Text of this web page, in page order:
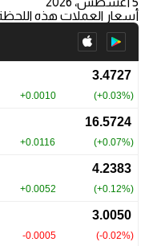
أسعار العملات هذه